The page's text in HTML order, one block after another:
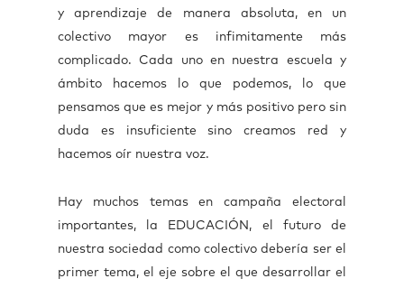
y aprendizaje de manera absoluta, en un
colectivo mayor es infimitamente más
complicado. Cada uno en nuestra escuela y
ámbito hacemos lo que podemos, lo que
pensamos que es mejor y más positivo pero sin
duda es insuficiente sino creamos red y
hacemos oír nuestra voz.
Hay muchos temas en campaña electoral
importantes, la EDUCACIÓN, el futuro de
nuestra sociedad como colectivo debería ser el
primer tema, el eje sobre el que desarrollar el